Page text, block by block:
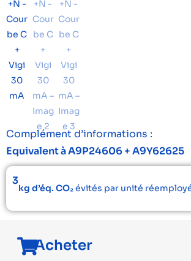
Complément d’informations :
Equivalent à A9P24606 + A9Y62625
3
kg d’éq. CO₂évités par unité
Acheter